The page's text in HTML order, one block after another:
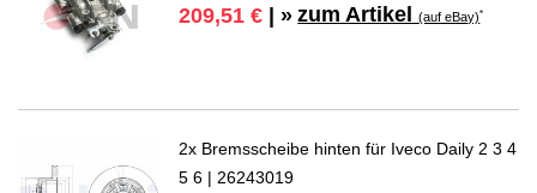
209,51 € | » zum Artikel(auf eBay)*
2x Bremsscheibe hinten für Iveco Daily 2 3 4
5 6 | 26243019